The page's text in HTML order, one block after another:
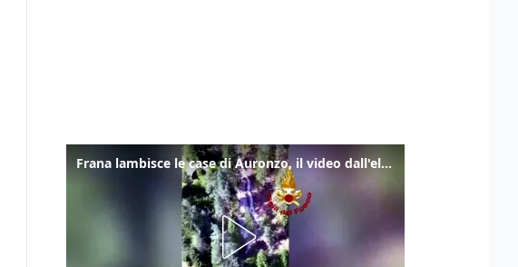
Frana lambisce le case di Auronzo, il video dall'elicottero dei vigili del fuoco